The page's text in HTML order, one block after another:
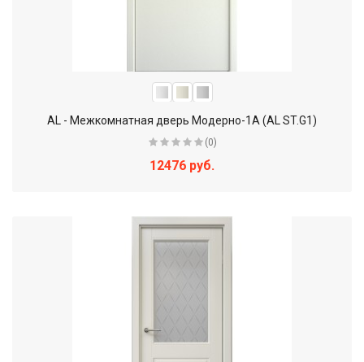
AL - Межкомнатная дверь Модерно-1А (AL ST.G1)
(0)
12476 руб.